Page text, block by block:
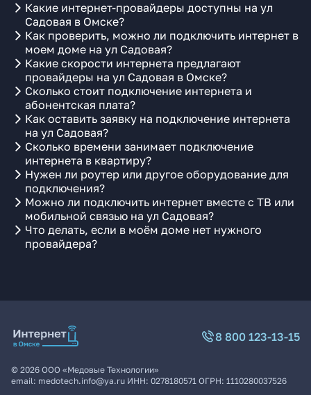
Какие интернет-провайдеры доступны на ул
Садовая в Омске?
Как проверить, можно ли подключить интернет в
моем доме на ул Садовая?
Какие скорости интернета предлагают
провайдеры на ул Садовая в Омске?
Сколько стоит подключение интернета и
абонентская плата?
Как оставить заявку на подключение интернета
на ул Садовая?
Сколько времени занимает подключение
интернета в квартиру?
Нужен ли роутер или другое оборудование для
подключения?
Можно ли подключить интернет вместе с ТВ или
мобильной связью на ул Садовая?
Что делать, если в моём доме нет нужного
провайдера?
8 800 123-13-15
© 2026 ООО «Медовые Технологии»
email: medotech.info@ya.ru ИНН: 0278180571 ОГРН: 1110280037526